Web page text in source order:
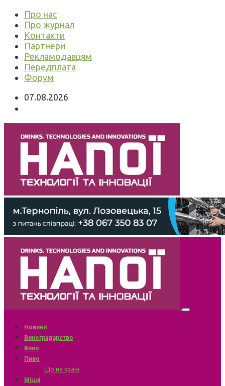
Про нас
Про журнал
Контакти
Партнери
Рекламодавцям
Передплата
Форум
07.08.2026
Новини
Виноградарство
Вино
Пиво
Що на крані
Міцні